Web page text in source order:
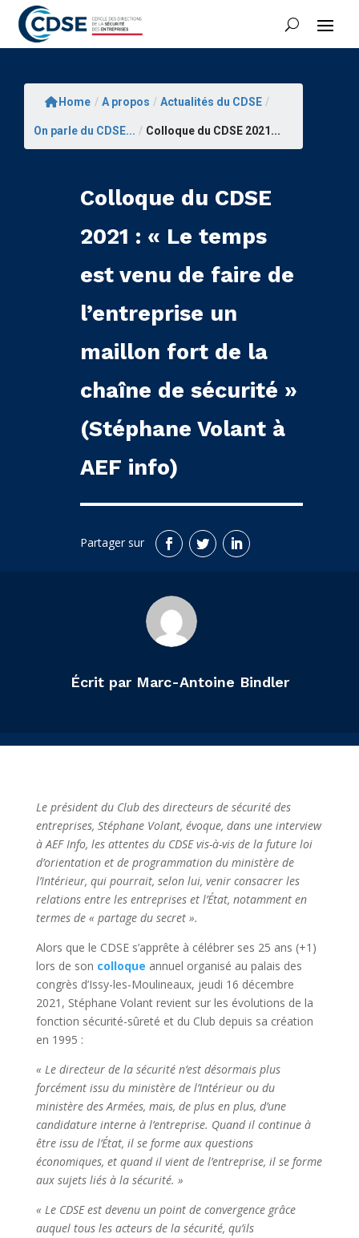
Home / A propos / Actualités du CDSE /
On parle du CDSE... / Colloque du CDSE 2021...
Colloque du CDSE
2021 : « Le temps
est venu de faire de
l’entreprise un
maillon fort de la
chaîne de sécurité »
(Stéphane Volant à
AEF info)
Écrit par Marc-Antoine Bindler
Le président du Club des directeurs de sécurité des
entreprises, Stéphane Volant, évoque, dans une interview
à AEF Info, les attentes du CDSE vis-à-vis de la future loi
d’orientation et de programmation du ministère de
l’Intérieur, qui pourrait, selon lui, venir consacrer les
relations entre les entreprises et l’État, notamment en
termes de « partage du secret ».
Alors que le CDSE s’apprête à célébrer ses 25 ans (+1)
lors de son colloque annuel organisé au palais des
congrès d’Issy-les-Moulineaux, jeudi 16 décembre
2021, Stéphane Volant revient sur les évolutions de la
fonction sécurité-sûreté et du Club depuis sa création
en 1995 :
« Le directeur de la sécurité n’est désormais plus
forcément issu du ministère de l’Intérieur ou du
ministère des Armées, mais, de plus en plus, d’une
candidature interne à l’entreprise. Quand il continue à
être issu de l’État, il se forme aux questions
économiques, et quand il vient de l’entreprise, il se forme
aux sujets liés à la sécurité. »
« Le CDSE est devenu un point de convergence grâce
auquel tous les acteurs de la sécurité, qu’ils